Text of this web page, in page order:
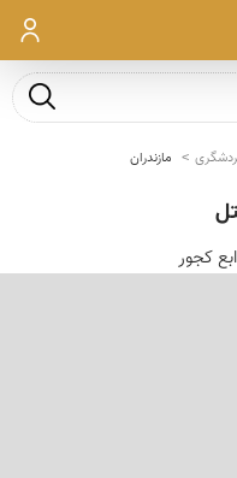
ورود
جست و
مازندران
كجور